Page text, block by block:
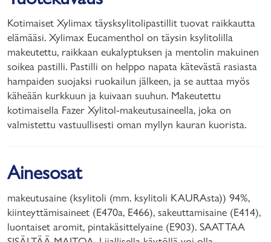
Kotimaiset Xylimax täysksylitolipastillit tuovat raikkautta
elämääsi. Xylimax Eucamenthol on täysin ksylitolilla
makeutettu, raikkaan eukalyptuksen ja mentolin makuinen
soikea pastilli. Pastilli on helppo napata kätevästä rasiasta
hampaiden suojaksi ruokailun jälkeen, ja se auttaa myös
käheään kurkkuun ja kuivaan suuhun. Makeutettu
kotimaisella Fazer Xylitol-makeutusaineella, joka on
valmistettu vastuullisesti oman myllyn kauran kuorista.
Ainesosat
makeutusaine (ksylitoli (mm. ksylitoli KAURAsta)) 94%,
kiinteyttämisaineet (E470a, E466), sakeuttamisaine (E414),
luontaiset aromit, pintakäsittelyaine (E903). SAATTAA